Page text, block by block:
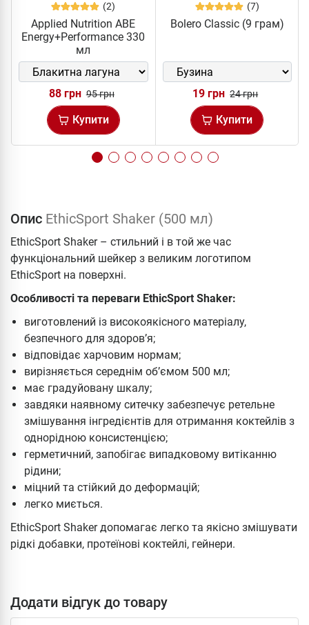
(2)
Applied Nutrition ABE
Energy+Performance 330
мл
88 грн 95 грн
Купити
(7)
Bolero Classic (9 грам)
19 грн 24 грн
Купити
Опис EthicSport Shaker (500 мл)
EthicSport Shaker – стильний і в той же час
функціональний шейкер з великим логотипом
EthicSport на поверхні.
Особливості та переваги EthicSport Shaker:
виготовлений із високоякісного матеріалу,
безпечного для здоров’я;
відповідає харчовим нормам;
вирізняється середнім об’ємом 500 мл;
має градуйовану шкалу;
завдяки наявному ситечку забезпечує ретельне
змішування інгредієнтів для отримання коктейлів з
однорідною консистенцією;
герметичний, запобігає випадковому витіканню
рідини;
міцний та стійкий до деформацій;
легко миється.
EthicSport Shaker допомагає легко та якісно змішувати
рідкі добавки, протеїнові коктейлі, гейнери.
Додати відгук до товару